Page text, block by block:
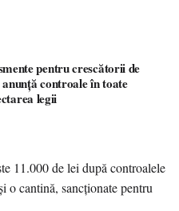
pentru crescătorii de
controale în toate
legii